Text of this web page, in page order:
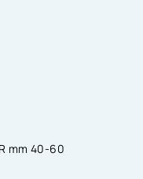
mm 40-60